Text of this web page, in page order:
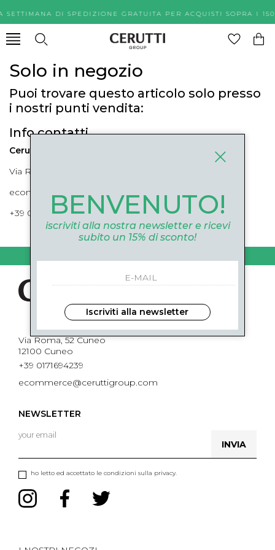
SETTIMANA DI SPEDIZIONE GRATUITA PER ACQUISTI
Solo in negozio
Puoi trovare questo articolo solo presso
i nostri punti vendita:
Info contatti
Cerutti Boutique
Via Roma, 52 Cuneo 12100 Cuneo
ecommerce@ceruttigroup.com
+39 0171694239
Via Roma, 52 Cuneo
12100 Cuneo
+39 0171694239
ecommerce@ceruttigroup.com
NEWSLETTER
ho letto ed accettato le condizioni sulla privacy.
INVIA
BENVENUTO!
iscriviti alla nostra newsletter e ricevi
subito un 15% di sconto!
Iscriviti alla newsletter